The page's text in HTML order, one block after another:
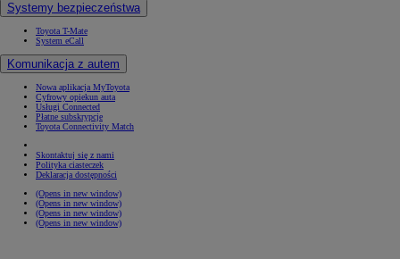
Systemy bezpieczeństwa
Toyota T-Mate
System eCall
Komunikacja z autem
Nowa aplikacja MyToyota
Cyfrowy opiekun auta
Usługi Connected
Płatne subskrypcje
Toyota Connectivity Match
Skontaktuj się z nami
Polityka ciasteczek
Deklaracja dostępności
(Opens in new window)
(Opens in new window)
(Opens in new window)
(Opens in new window)